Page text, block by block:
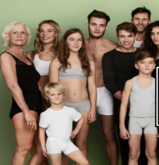
Menu
Home
9 sept: GenAI-training